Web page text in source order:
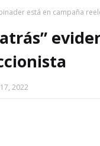
está en campaña
2022